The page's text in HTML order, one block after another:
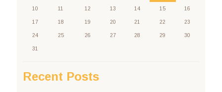
10 11 12 13 14 15 16
17 18 19 20 21 22 23
24 25 26 27 28 29 30
31
Recent Posts